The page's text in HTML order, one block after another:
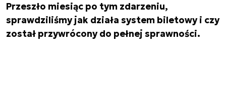
Przeszło miesiąc po tym zdarzeniu,
sprawdziliśmy jak działa system biletowy i czy
został przywrócony do pełnej sprawności.